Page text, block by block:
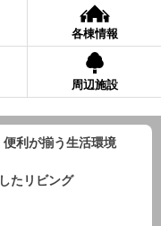
各棟情報
周辺施設
便利が揃う生活環境
たリビング